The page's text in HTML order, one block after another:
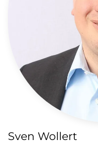
Sven Wollert